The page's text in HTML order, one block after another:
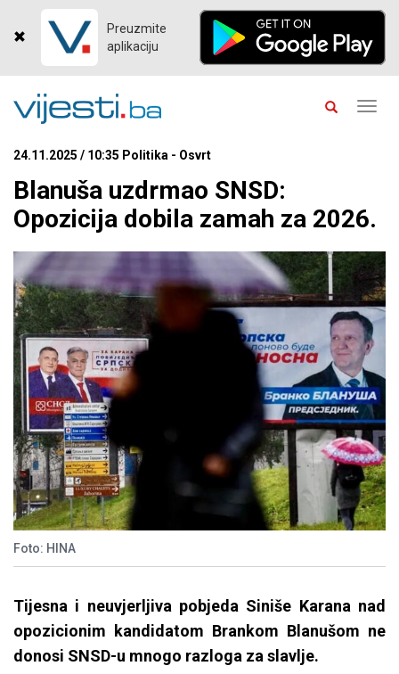
Preuzmite
aplikaciju
24.11.2025 / 10:35 Politika - Osvrt
Blanuša uzdrmao SNSD:
Opozicija dobila zamah za 2026.
Foto: HINA
Tijesna i neuvjerljiva pobjeda Siniše Karana nad
opozicionim kandidatom Brankom Blanušom ne
donosi SNSD-u mnogo razloga za slavlje.